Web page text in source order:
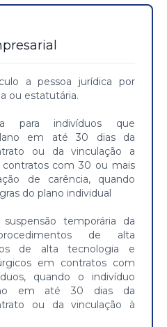
a pessoa jurídica por
ou estatutária.
para indivíduos que
em até 30 dias da
ou da vinculação a
contratos com 30 ou mais
de carência, quando
do plano individual
temporária da
de alta
de alta tecnologia e
em contratos com
quando o indivíduo
em até 30 dias da
ou da vinculação à